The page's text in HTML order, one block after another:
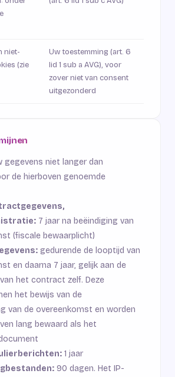
niet-
(zie
Uw toestemming (art. 6
lid 1 sub a AVG), voor
zover niet van consent
uitgezonderd
gegevens niet langer dan
de hierboven genoemde
7 jaar na beëindiging van
(fiscale bewaarplicht)
gedurende de looptijd van
en daarna 7 jaar, gelijk aan de
het contract zelf. Deze
het bewijs van de
van de overeenkomst en worden
lang bewaard als het
1 jaar
90 dagen. Het IP-